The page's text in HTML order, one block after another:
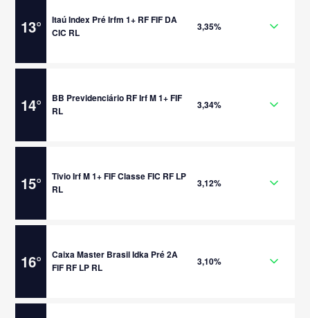
13°
Itaú Index Pré Irfm 1+ RF FIF DA
CIC RL
3,35%
14°
BB Previdenciário RF Irf M 1+ FIF
RL
3,34%
15°
Tivio Irf M 1+ FIF Classe FIC RF LP
RL
3,12%
16°
Caixa Master Brasil Idka Pré 2A
FIF RF LP RL
3,10%